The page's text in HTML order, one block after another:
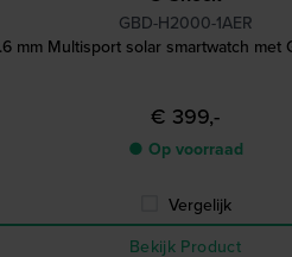
GBD-H2000-1AER
mm Multisport solar smartwatch
€ 399,-
● Op voorraad
Vergelijk
Bekijk Product